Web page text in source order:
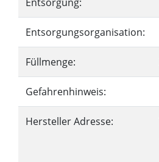
Entsorgungsorganisation:
Füllmenge:
Gefahrenhinweis:
Hersteller Adresse: